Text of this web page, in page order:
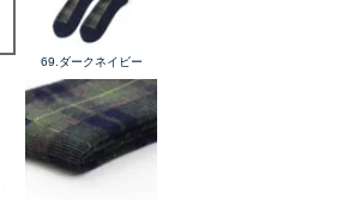
69.ダークネイビー